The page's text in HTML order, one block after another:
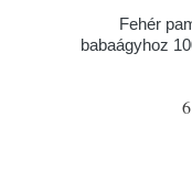
Fehér
babaágyhoz